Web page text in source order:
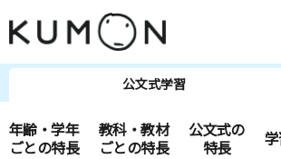
公文式学習
年齢・学年
ごとの特長
教科・教材
ごとの特長
公文式の
特長